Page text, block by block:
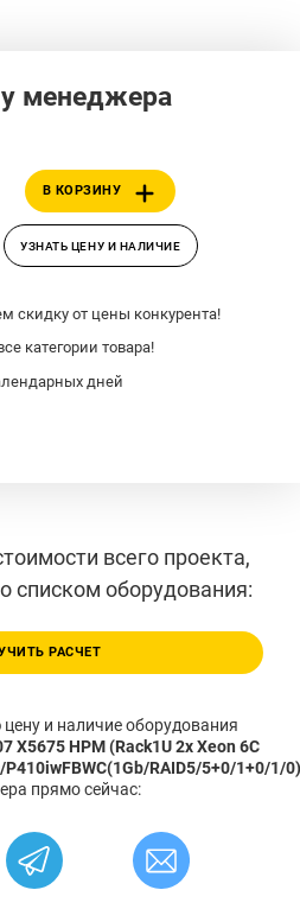
менеджера
В КОРЗИНУ
УЗНАТЬ ЦЕНУ И НАЛИЧИЕ
скидку от цены конкурента!
категории товара!
дней
всего проекта,
списком оборудования:
РАСЧЕТ
и наличие оборудования
X5675 HPM (Rack1U 2x Xeon 6C
RAID5/5+0/1+0/1/
прямо сейчас: